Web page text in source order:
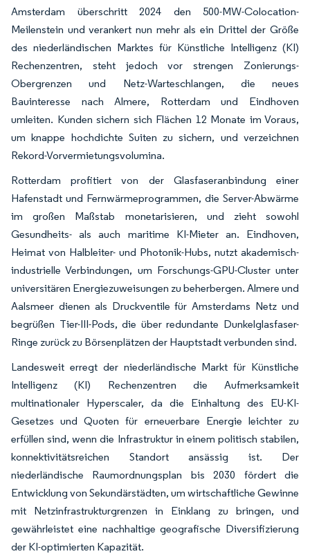
Amsterdam überschritt 2024 den 500-MW-Colocation-
Meilenstein und verankert nun mehr als ein Drittel der Größe
des niederländischen Marktes für Künstliche Intelligenz (KI)
Rechenzentren, steht jedoch vor strengen Zonierungs-
Obergrenzen und Netz-Warteschlangen, die neues
Bauinteresse nach Almere, Rotterdam und Eindhoven
umleiten. Kunden sichern sich Flächen 12 Monate im Voraus,
um knappe hochdichte Suiten zu sichern, und verzeichnen
Rekord-Vorvermietungsvolumina.
Rotterdam profitiert von der Glasfaseranbindung einer
Hafenstadt und Fernwärmeprogrammen, die Server-Abwärme
im großen Maßstab monetarisieren, und zieht sowohl
Gesundheits- als auch maritime KI-Mieter an. Eindhoven,
Heimat von Halbleiter- und Photonik-Hubs, nutzt akademisch-
industrielle Verbindungen, um Forschungs-GPU-Cluster unter
universitären Energiezuweisungen zu beherbergen. Almere und
Aalsmeer dienen als Druckventile für Amsterdams Netz und
begrüßen Tier-III-Pods, die über redundante Dunkelglasfaser-
Ringe zurück zu Börsenplätzen der Hauptstadt verbunden sind.
Landesweit erregt der niederländische Markt für Künstliche
Intelligenz (KI) Rechenzentren die Aufmerksamkeit
multinationaler Hyperscaler, da die Einhaltung des EU-KI-
Gesetzes und Quoten für erneuerbare Energie leichter zu
erfüllen sind, wenn die Infrastruktur in einem politisch stabilen,
konnektivitätsreichen Standort ansässig ist. Der
niederländische Raumordnungsplan bis 2030 fördert die
Entwicklung von Sekundärstädten, um wirtschaftliche Gewinne
mit Netzinfrastrukturgrenzen in Einklang zu bringen, und
gewährleistet eine nachhaltige geografische Diversifizierung
der KI-optimierten Kapazität.